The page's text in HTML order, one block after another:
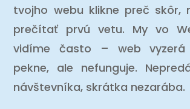
tvojho webu klikne preč skôr,
prečítať prvú vetu. My vo
vidíme často – web
pekne, ale nefunguje.
návštevníka, skrátka nezarába.